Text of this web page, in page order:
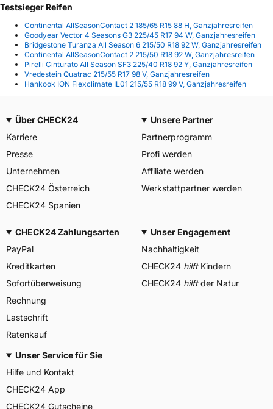
Testsieger Reifen
Continental AllSeasonContact 2 185/65 R15 88 H, Ganzjahresreifen
Goodyear Vector 4 Seasons G3 225/45 R17 94 W, Ganzjahresreifen
Bridgestone Turanza All Season 6 215/50 R18 92 W, Ganzjahresreifen
Continental AllSeasonContact 2 215/50 R18 92 W, Ganzjahresreifen
Pirelli Cinturato All Season SF3 225/40 R18 92 Y, Ganzjahresreifen
Vredestein Quatrac 215/55 R17 98 V, Ganzjahresreifen
Hankook ION Flexclimate IL01 215/55 R18 99 V, Ganzjahresreifen
Über CHECK24
Karriere
Presse
Unternehmen
CHECK24 Österreich
CHECK24 Spanien
Unsere Partner
Partnerprogramm
Profi werden
Affiliate werden
Werkstattpartner werden
CHECK24 Zahlungsarten
PayPal
Kreditkarten
Sofortüberweisung
Rechnung
Lastschrift
Ratenkauf
Unser Engagement
Nachhaltigkeit
CHECK24 hilftKindern
CHECK24 hilftder Natur
Unser Service für Sie
Hilfe und Kontakt
CHECK24 App
CHECK24 Gutscheine